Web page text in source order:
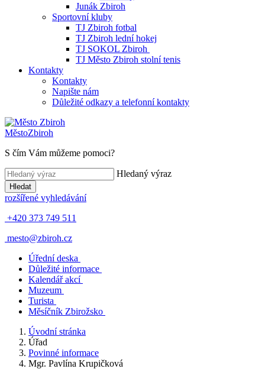
Junák Zbiroh
Sportovní kluby
TJ Zbiroh fotbal
TJ Zbiroh lední hokej
TJ SOKOL Zbiroh
TJ Město Zbiroh stolní tenis
Kontakty
Kontakty
Napište nám
Důležité odkazy a telefonní kontakty
MěstoZbiroh
S čím Vám můžeme pomoci?
Hledaný výraz
Hledat
rozšířené vyhledávání
+420 373 749 511
mesto@zbiroh.cz
Úřední deska
Důležité informace
Kalendář akcí
Muzeum
Turista
Měsíčník Zbirožsko
Úvodní stránka
Úřad
Povinné informace
Mgr. Pavlína Krupičková